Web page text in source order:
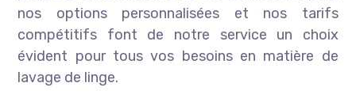
nos options personnalisées et nos tarifs
compétitifs font de notre service un choix
évident pour tous vos besoins en matière de
lavage de linge.